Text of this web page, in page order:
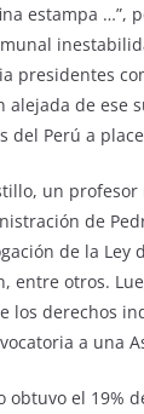
estampa …”,
presidentes
de ese
del Perú a
un
de
de la Ley
otros.
derechos
a una
el 19%